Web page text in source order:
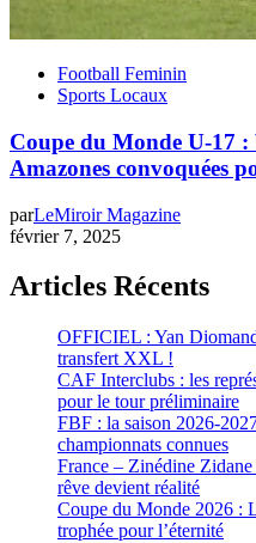
Football Feminin
Sports Locaux
Coupe du Monde U-17 :
Amazones convoquées
parLeMiroir Magazine
février 7, 2025
Articles Récents
OFFICIEL : Yan
transfert XXL !
CAF Interclubs : les
pour le tour préliminaire
FBF : la saison 2026-
championnats connues
France – Zinédine
rêve devient réalité
Coupe du Monde 2026 :
trophée pour l’éternité